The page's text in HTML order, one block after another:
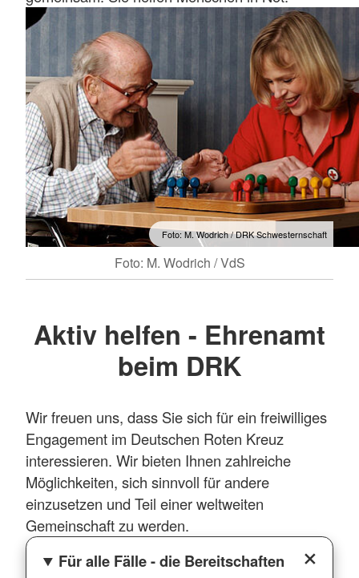
Foto: M. Wodrich / DRK Schwesternschaft
Foto: M. Wodrich / VdS
Aktiv helfen - Ehrenamt
beim DRK
Wir freuen uns, dass Sie sich für ein freiwilliges
Engagement im Deutschen Roten Kreuz
interessieren. Wir bieten Ihnen zahlreiche
Möglichkeiten, sich sinnvoll für andere
einzusetzen und Teil einer weltweiten
Gemeinschaft zu werden.
Für alle Fälle - die Bereitschaften